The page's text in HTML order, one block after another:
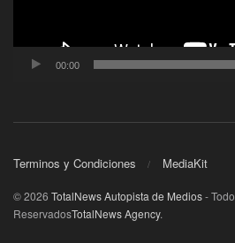
00:00
Terminos y Condiciones MediaKit
© 2026 TotalNews Autopista de Medios-
ReservadosTotalNews Agency.